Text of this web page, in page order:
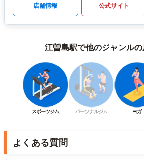
店舗情報 公式サイト
江曽島駅で他のジャンル
スポーツジム パーソナルジム ヨガ
よくある質問